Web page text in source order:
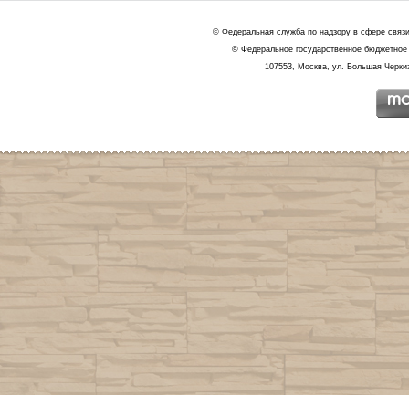
© Федеральная служба по надзору в сфере
© Федеральное государственное
107553, Москва, ул. Большая